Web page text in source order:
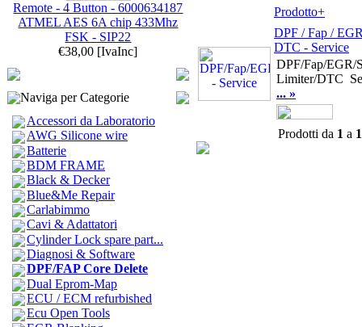
Remote - 4 Button - 6000634187
ATMEL AES 6A chip 433Mhz
FSK - SIP22
€38,00 [IvaInc]
Naviga per Categorie
Accessori da Laboratorio
AWG Silicone wire
Batterie
BDM FRAME
Black & Decker
Blue&Me Repair
Carlabimmo
Cavi & Adattatori
Cylinder Lock spare part...
Diagnosi & Software
DPF/FAP Core Delete
Dual Eprom-Map
ECU / ECM refurbished
Ecu Open Tools
Prodotto+
DPF / Fap /
DTC - Service
DPF/Fap/EGR/
Limiter/DTC
... »
Prodotti da 1 a 1